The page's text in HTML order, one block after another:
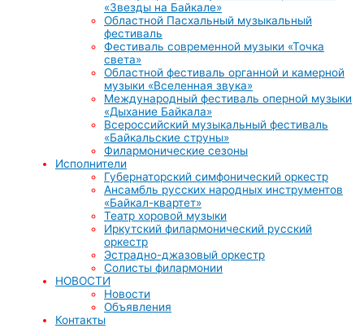
«Звезды на Байкале»
Областной Пасхальный музыкальный
фестиваль
Фестиваль современной музыки «Точка
света»
Областной фестиваль органной и камерной
музыки «Вселенная звука»
Международный фестиваль оперной музыки
«Дыхание Байкала»
Всероссийский музыкальный фестиваль
«Байкальские струны»
Филармонические сезоны
Исполнители
Губернаторский симфонический оркестр
Ансамбль русских народных инструментов
«Байкал-квартет»
Театр хоровой музыки
Иркутский филармонический русский
оркестр
Эстрадно-джазовый оркестр
Солисты филармонии
НОВОСТИ
Новости
Объявления
Контакты